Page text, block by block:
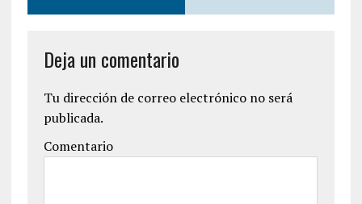
Deja un comentario
Tu dirección de correo electrónico no será
publicada.
Comentario